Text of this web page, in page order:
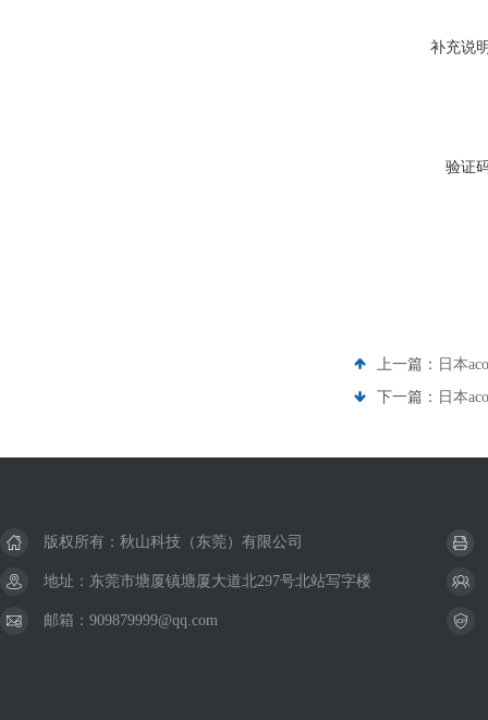
补充说
验证
上一篇： 日本
下一篇： 日本
版权所有：秋山科技（东莞）有限公司
地址：东莞市塘厦镇塘厦大道北297号北站写字楼
邮箱：909879999@qq.com